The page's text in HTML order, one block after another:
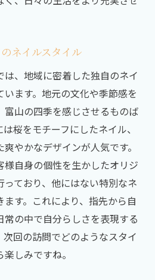
る特別なネイルケア
ネイルスタイル
、地域に密着した独自のネイ
ます。地元の文化や季節感を
山の四季を感じさせるものば
桜をモチーフにしたネイル、
やかなデザインが人気です。
様自身の個性を生かしたオリジ
ており、他にはない特別なネ
す。これにより、指先から自
の中で自分らしさを表現する
回の訪問でどのようなスタイ
しみですね。